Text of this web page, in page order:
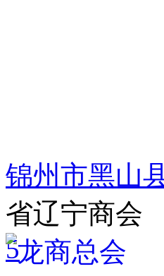
锦州市黑山
省辽宁商会
5